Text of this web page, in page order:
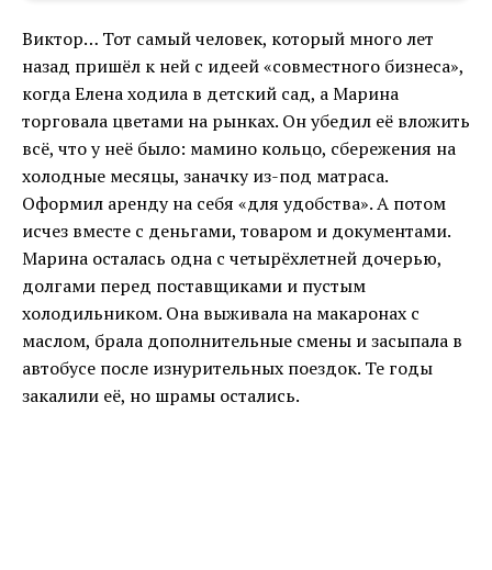
Виктор… Тот самый человек, который много лет
назад пришёл к ней с идеей «совместного бизнеса»,
когда Елена ходила в детский сад, а Марина
торговала цветами на рынках. Он убедил её вложить
всё, что у неё было: мамино кольцо, сбережения на
холодные месяцы, заначку из-под матраса.
Оформил аренду на себя «для удобства». А потом
исчез вместе с деньгами, товаром и документами.
Марина осталась одна с четырёхлетней дочерью,
долгами перед поставщиками и пустым
холодильником. Она выживала на макаронах с
маслом, брала дополнительные смены и засыпала в
автобусе после изнурительных поездок. Те годы
закалили её, но шрамы остались.